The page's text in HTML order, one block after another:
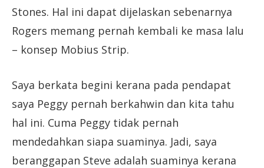
Stones. Hal ini dapat dijelaskan sebenarnya
Rogers memang pernah kembali ke masa lalu
– konsep Mobius Strip.
Saya berkata begini kerana pada pendapat
saya Peggy pernah berkahwin dan kita tahu
hal ini. Cuma Peggy tidak pernah
mendedahkan siapa suaminya. Jadi, saya
beranggapan Steve adalah suaminya kerana